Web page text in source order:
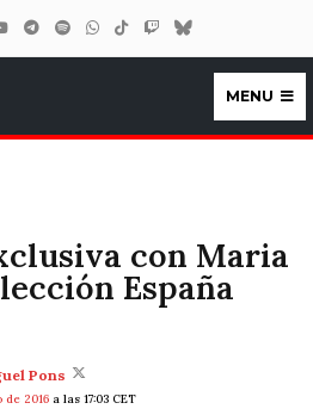
MENU
con Maria
España
Pons
de 2016 a las 17:03 CET